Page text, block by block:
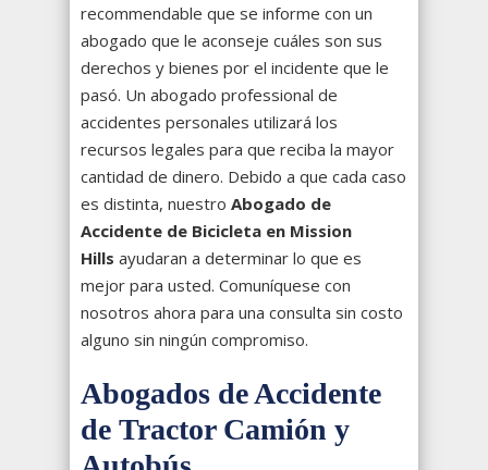
recommendable que se informe con un
abogado que le aconseje cuáles son sus
derechos y bienes por el incidente que le
pasó. Un abogado professional de
accidentes personales utilizará los
recursos legales para que reciba la mayor
cantidad de dinero. Debido a que cada caso
es distinta, nuestro Abogado de
Accidente de Bicicleta en Mission
Hills ayudaran a determinar lo que es
mejor para usted. Comuníquese con
nosotros ahora para una consulta sin costo
alguno sin ningún compromiso.
Abogados de Accidente
de Tractor Camión y